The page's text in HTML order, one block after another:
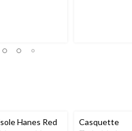
Hanes Red
Casquette